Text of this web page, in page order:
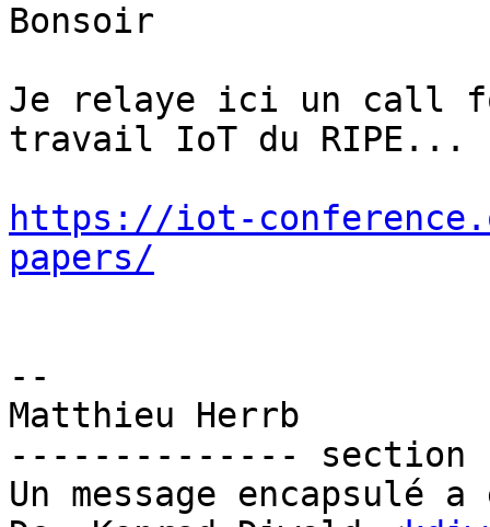
Bonsoir
Je relaye ici un call
travail IoT du RIPE...
https://iot-
papers/
--
Matthieu Herrb
-------------- section
Un message encapsulé